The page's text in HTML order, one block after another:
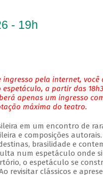
- 19h
pela internet,
espetáculo, a partir das
apenas um ingresso
máxima do teatro.
em um encontro de
e composições
brasilidade e
num espetáculo onde
o espetáculo se
revisitar clássicos e